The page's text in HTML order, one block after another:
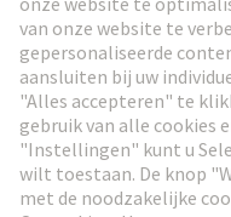
Ga naar registratie
Social Media